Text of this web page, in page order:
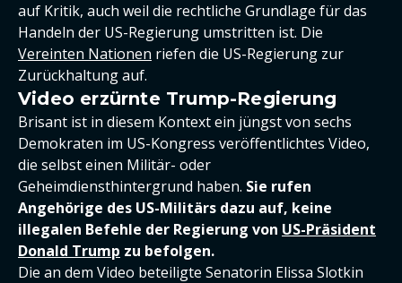
auf Kritik, auch weil die rechtliche Grundlage für das
Handeln der US-Regierung umstritten ist. Die
Vereinten Nationen riefen die US-Regierung zur
Zurückhaltung auf.
Video erzürnte Trump-Regierung
Brisant ist in diesem Kontext ein jüngst von sechs
Demokraten im US-Kongress veröffentlichtes Video,
die selbst einen Militär- oder
Geheimdiensthintergrund haben. Sie rufen
Angehörige des US-Militärs dazu auf, keine
illegalen Befehle der Regierung von US-Präsident
Donald Trump zu befolgen.
Die an dem Video beteiligte Senatorin Elissa Slotkin